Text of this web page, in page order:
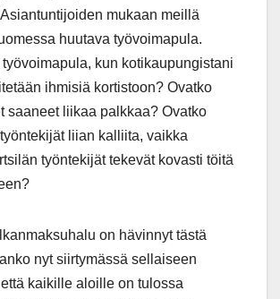
mukaan meillä
huutava työvoimapula.
työvoimapula, kun kotikaupungistani
ihmisiä kortistoon? Ovatko
saaneet liikaa palkkaa? Ovatko
liian kalliita, vaikka
työntekijät tekevät kovasti töitä
on hävinnyt tästä
nyt siirtymässä sellaiseen
kaikille aloille on tulossa